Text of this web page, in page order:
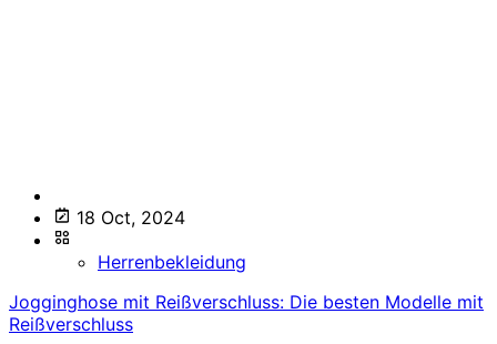
18 Oct, 2024
Herrenbekleidung
Jogginghose mit Reißverschluss: Die besten Modelle mit
Reißverschluss